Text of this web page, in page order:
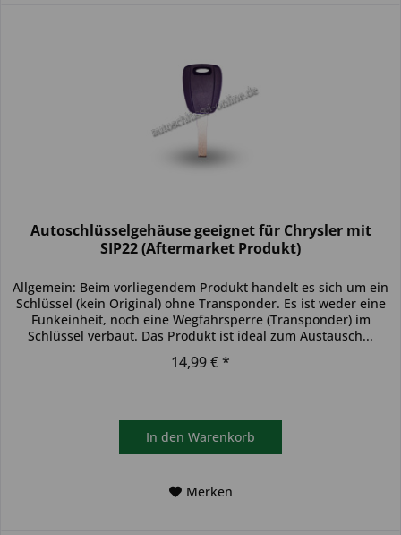
Autoschlüsselgehäuse geeignet für Chrysler mit
SIP22 (Aftermarket Produkt)
Allgemein: Beim vorliegendem Produkt handelt es sich um ein
Schlüssel (kein Original) ohne Transponder. Es ist weder eine
Funkeinheit, noch eine Wegfahrsperre (Transponder) im
Schlüssel verbaut. Das Produkt ist ideal zum Austausch...
14,99 € *
In den Warenkorb
Merken